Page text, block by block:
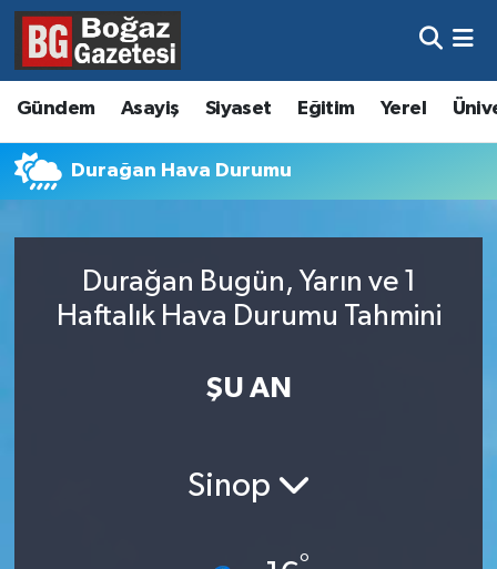
Gündem Asayiş Siyaset Eğitim Yerel
Durağan Hava Durumu
Durağan Bugün, Yarın ve 1
Haftalık Hava Durumu Tahmini
ŞU AN
Sinop
Asayiş
Eğitim
Ekonomi
Kültür ve Sanat
Hava Durumu
Trafik Durumu
Süper Lig Puan Durumu ve Fikstür
Son Dakika Haberleri